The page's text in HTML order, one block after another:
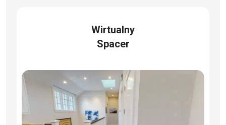
Wirtualny
Spacer